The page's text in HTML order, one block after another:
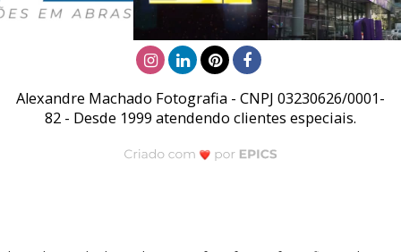
Alexandre Machado Fotografia - CNPJ 03230626/0001-
82 - Desde 1999 atendendo clientes especiais.